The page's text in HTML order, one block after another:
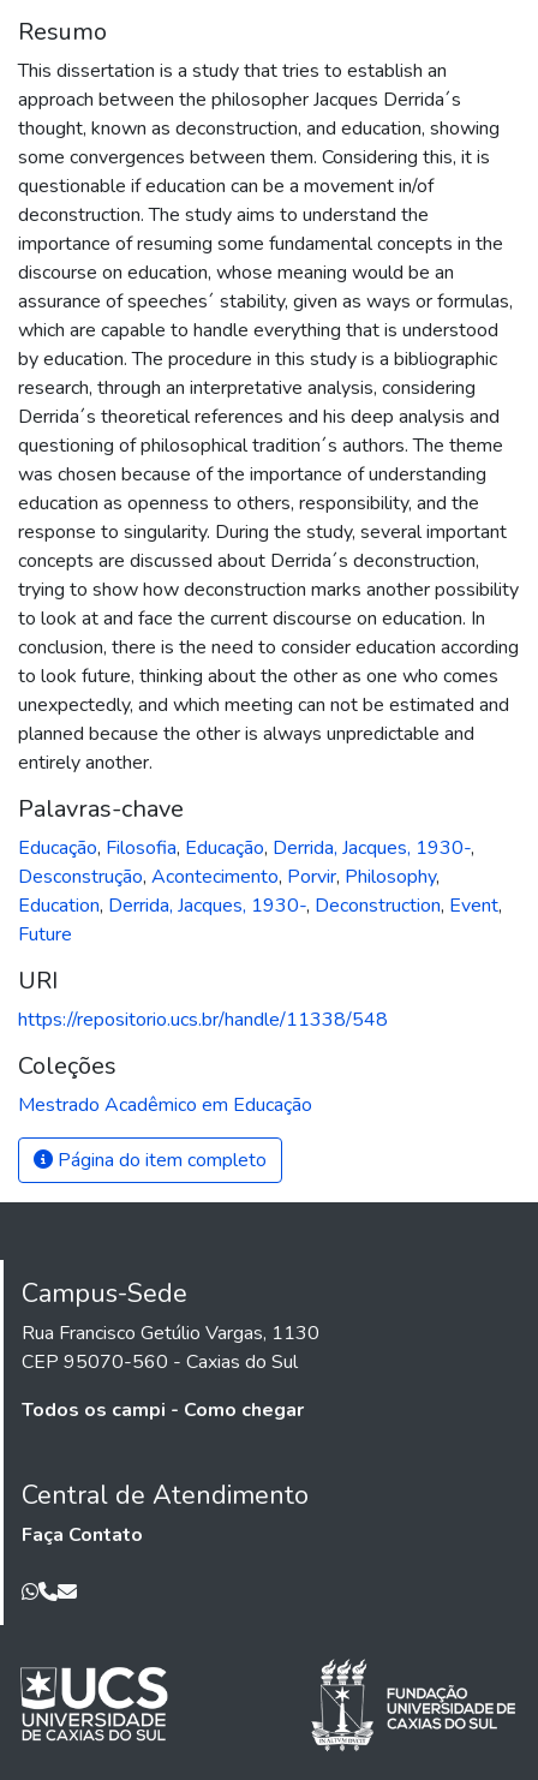
Resumo
This dissertation is a study that tries to establish an
approach between the philosopher Jacques Derrida´s
thought, known as deconstruction, and education, showing
some convergences between them. Considering this, it is
questionable if education can be a movement in/of
deconstruction. The study aims to understand the
importance of resuming some fundamental concepts in the
discourse on education, whose meaning would be an
assurance of speeches´ stability, given as ways or formulas,
which are capable to handle everything that is understood
by education. The procedure in this study is a bibliographic
research, through an interpretative analysis, considering
Derrida´s theoretical references and his deep analysis and
questioning of philosophical tradition´s authors. The theme
was chosen because of the importance of understanding
education as openness to others, responsibility, and the
response to singularity. During the study, several important
concepts are discussed about Derrida´s deconstruction,
trying to show how deconstruction marks another possibility
to look at and face the current discourse on education. In
conclusion, there is the need to consider education according
to look future, thinking about the other as one who comes
unexpectedly, and which meeting can not be estimated and
planned because the other is always unpredictable and
entirely another.
Palavras-chave
Educação, Filosofia, Educação, Derrida, Jacques, 1930-,
Desconstrução, Acontecimento, Porvir, Philosophy,
Education, Derrida, Jacques, 1930-, Deconstruction, Event,
Future
URI
https://repositorio.ucs.br/handle/11338/548
Coleções
Mestrado Acadêmico em Educação
Página do item completo
Campus-Sede
Rua Francisco Getúlio Vargas, 1130
CEP 95070-560 - Caxias do Sul
Todos os campi - Como chegar
Central de Atendimento
Faça Contato